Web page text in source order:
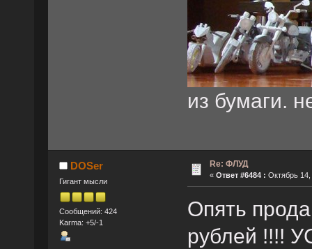
из бумаги.
DOSer
Гигант мысли
Сообщений: 424
Karma: +5/-1
Re: ФЛУД
« Ответ #6484 : Октябрь
Опять
рублей !!!!